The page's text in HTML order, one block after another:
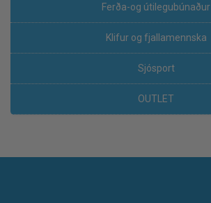
Ferða-og útilegubúnaður
Klifur og fjallamennska
Sjósport
OUTLET